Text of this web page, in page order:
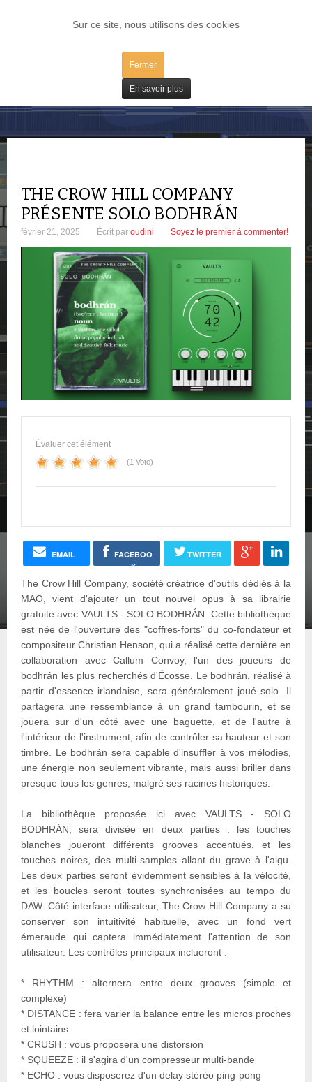
Sur ce site, nous utilisons des cookies
Fermer
En savoir plus
LOG IN
THE CROW HILL COMPANY
PRÉSENTE SOLO BODHRÁN
février 21, 2025 Écrit par oudini Soyez le premier à commenter!
Évaluer cet élément
(1 Vote)
EMAIL
FACEBOO
K
TWITTER
The Crow Hill Company, société créatrice d'outils dédiés à la
MAO, vient d'ajouter un tout nouvel opus à sa librairie
gratuite avec VAULTS - SOLO BODHRÁN. Cette bibliothèque
est née de l'ouverture des "coffres-forts" du co-fondateur et
compositeur Christian Henson, qui a réalisé cette dernière en
collaboration avec Callum Convoy, l'un des joueurs de
bodhrán les plus recherchés d'Écosse. Le bodhrán, réalisé à
partir d'essence irlandaise, sera généralement joué solo. Il
partagera une ressemblance à un grand tambourin, et se
jouera sur d'un côté avec une baguette, et de l'autre à
l'intérieur de l'instrument, afin de contrôler sa hauteur et son
timbre. Le bodhrán sera capable d'insuffler à vos mélodies,
une énergie non seulement vibrante, mais aussi briller dans
presque tous les genres, malgré ses racines historiques.
La bibliothèque proposée ici avec VAULTS - SOLO
BODHRÁN, sera divisée en deux parties : les touches
blanches joueront différents grooves accentués, et les
touches noires, des multi-samples allant du grave à l'aigu.
Les deux parties seront évidemment sensibles à la vélocité,
et les boucles seront toutes synchronisées au tempo du
DAW. Côté interface utilisateur, The Crow Hill Company a su
conserver son intuitivité habituelle, avec un fond vert
émeraude qui captera immédiatement l'attention de son
utilisateur. Les contrôles principaux inclueront :
* RHYTHM : alternera entre deux grooves (simple et
complexe)
* DISTANCE : fera varier la balance entre les micros proches
et lointains
* CRUSH : vous proposera une distorsion
* SQUEEZE : il s'agira d'un compresseur multi-bande
* ECHO : vous disposerez d'un delay stéréo ping-pong